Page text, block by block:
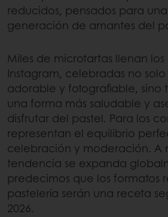
reducidos, pensados para
generación de amantes del
Miles de microtartas llenan los
Instagram, celebradas no
adorable y fotografiable, sino
una forma más saludable y
disfrutar del pastel. Para los
representan el equilibrio
celebración y moderación. A
tendencia se expanda
predecimos que los formatos
pastelería serán una receta
2026.